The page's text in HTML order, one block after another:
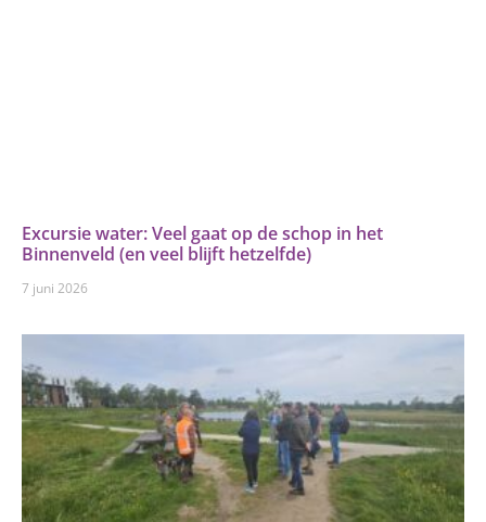
Excursie water: Veel gaat op de schop in het
Binnenveld (en veel blijft hetzelfde)
7 juni 2026